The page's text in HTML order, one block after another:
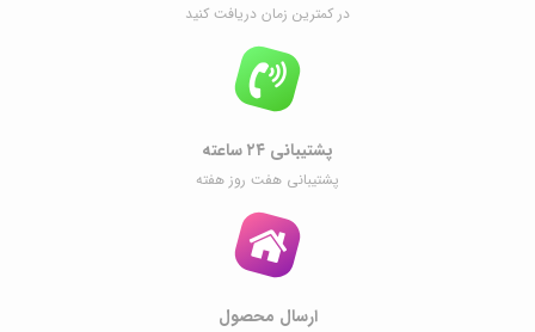
در کمترین زمان دریافت کنید
پشتیبانی ۲۴ ساعته
پشتیبانی هفت روز هفته
ارسال محصول